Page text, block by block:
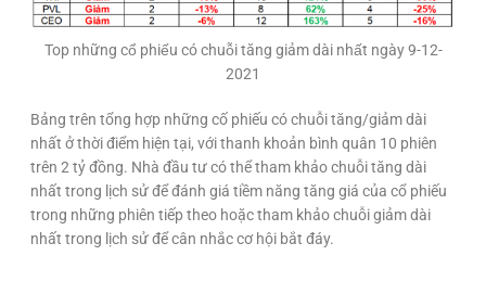
Top những cổ phiếu có chuỗi tăng giảm dài nhất ngày 9-12-
2021
Bảng trên tổng hợp những cố phiếu có chuỗi tăng/giảm dài
nhất ở thời điểm hiện tại, với thanh khoản bình quân 10 phiên
trên 2 tỷ đồng. Nhà đầu tư có thể tham khảo chuỗi tăng dài
nhất trong lịch sử để đánh giá tiềm năng tăng giá của cổ phiếu
trong những phiên tiếp theo hoặc tham khảo chuỗi giảm dài
nhất trong lịch sử để cân nhắc cơ hội bắt đáy.